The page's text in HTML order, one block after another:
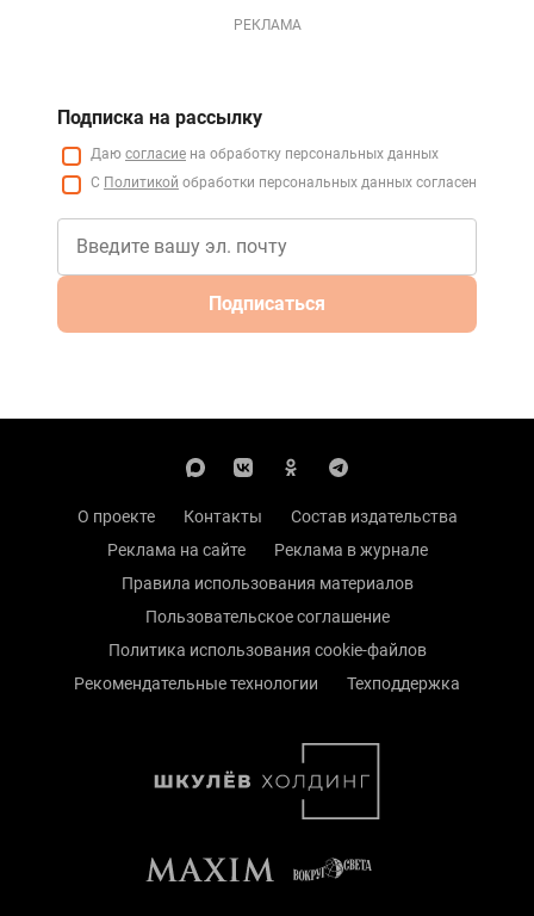
РЕКЛАМА
Подписка на рассылку
Даю согласие на обработку персональных данных
С Политикой обработки персональных данных согласен
Подписаться
О проекте Контакты
Состав издательства
Реклама на сайте
Реклама в журнале
Правила использования материалов
Пользовательское соглашение
Политика использования cookie-файлов
Рекомендательные технологии
Техподдержка